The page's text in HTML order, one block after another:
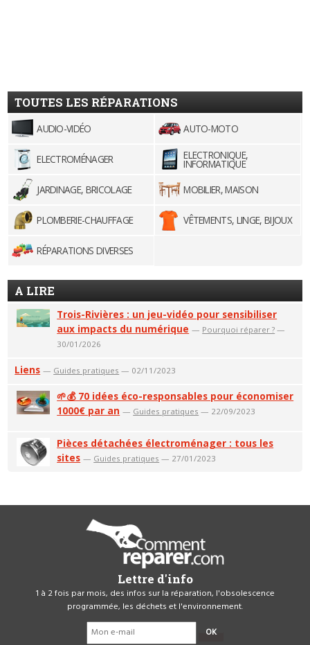
TOUTES LES RÉPARATIONS
AUDIO-VIDÉO AUTO-MOTO
ELECTROMÉNAGER ELECTRONIQUE,
INFORMATIQUE
JARDINAGE, BRICOLAGE
MOBILIER, MAISON
PLOMBERIE-CHAUFFAGE VÊTEMENTS, LINGE, BIJOUX
RÉPARATIONS DIVERSES
A LIRE
Trois-Rivières : un jeu-vidéo pour sensibiliser
aux impacts du numérique — Pourquoi réparer ? —
30/01/2026
Liens — Guides pratiques — 02/11/2023
🌱💰 70 idées éco-responsables pour économiser
1000€ par an — Guides pratiques — 22/09/2023
Pièces détachées électroménager : tous les
sites — Guides pratiques — 27/01/2023
Lettre d'info
1 à 2 fois par mois, des infos sur la réparation, l'obsolescence
programmée, les déchets et l'environnement.
OK